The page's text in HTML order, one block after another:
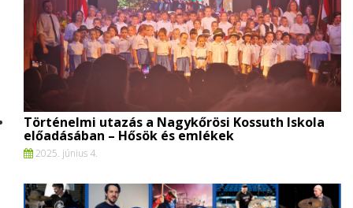
Történelmi utazás a Nagykőrösi Kossuth Iskola
előadásában – Hősök és emlékek
2025. június 4.